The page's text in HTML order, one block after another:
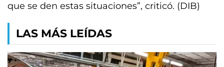
que se den estas situaciones”, criticó. (DIB)
LAS MÁS LEÍDAS